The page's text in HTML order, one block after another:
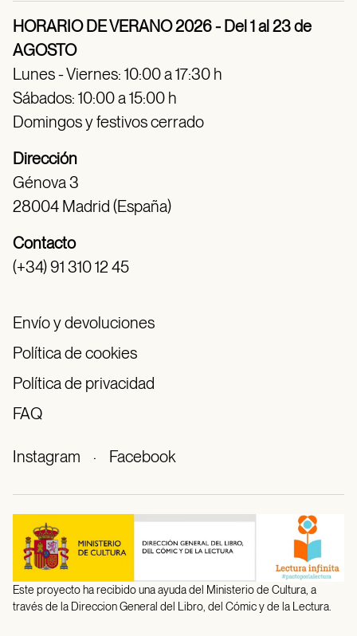
HORARIO DE VERANO 2026 - Del 1 al 23 de
AGOSTO
Lunes - Viernes: 10:00 a 17:30 h
Sábados: 10:00 a 15:00 h
Domingos y festivos cerrado
Dirección
Génova 3
28004 Madrid (España)
Contacto
(+34) 91 310 12 45
Envío y devoluciones
Política de cookies
Política de privacidad
FAQ
Instagram · Facebook
Este proyecto ha recibido una ayuda del Ministerio de Cultura, a
través de la Direccion General del Libro, del Cómic y de la Lectura.